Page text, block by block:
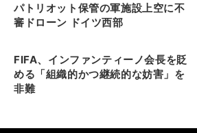
パトリオット保管の軍施設上空に不
審ドローン ドイツ西部
FIFA、インファンティーノ会長を貶
める「組織的かつ継続的な妨害」を
非難